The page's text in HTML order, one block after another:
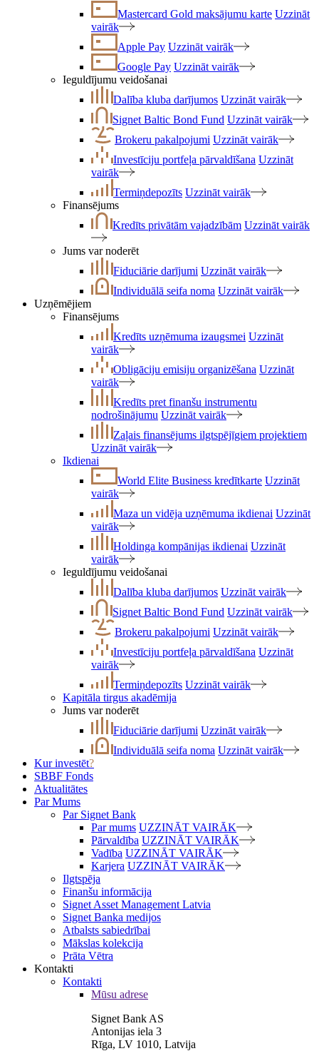
Mastercard Gold maksājumu karte Uzzināt
vairāk
Apple Pay Uzzināt vairāk
Google Pay Uzzināt vairāk
Ieguldījumu veidošanai
Dalība kluba darījumos Uzzināt vairāk
Signet Baltic Bond Fund Uzzināt vairāk
Brokeru pakalpojumi Uzzināt vairāk
Investīciju portfeļa pārvaldīšana Uzzināt
vairāk
Termiņdepozīts Uzzināt vairāk
Finansējums
Kredīts privātām vajadzībām Uzzināt vairāk
Jums var noderēt
Fiduciārie darījumi Uzzināt vairāk
Individuālā seifa noma Uzzināt vairāk
Uzņēmējiem
Finansējums
Kredīts uzņēmuma izaugsmei Uzzināt
vairāk
Obligāciju emisiju organizēšana Uzzināt
vairāk
Kredīts pret finanšu instrumentu
nodrošinājumu Uzzināt vairāk
Zaļais finansējums ilgtspējīgiem projektiem
Uzzināt vairāk
Ikdienai
World Elite Business kredītkarte Uzzināt
vairāk
Maza un vidēja uzņēmuma ikdienai Uzzināt
vairāk
Holdinga kompānijas ikdienai Uzzināt
vairāk
Ieguldījumu veidošanai
Dalība kluba darījumos Uzzināt vairāk
Signet Baltic Bond Fund Uzzināt vairāk
Brokeru pakalpojumi Uzzināt vairāk
Investīciju portfeļa pārvaldīšana Uzzināt
vairāk
Termiņdepozīts Uzzināt vairāk
Kapitāla tirgus akadēmija
Jums var noderēt
Fiduciārie darījumi Uzzināt vairāk
Individuālā seifa noma Uzzināt vairāk
Kur investēt?
SBBF Fonds
Aktualitātes
Par Mums
Par Signet Bank
Par mums UZZINĀT VAIRĀK
Pārvaldība UZZINĀT VAIRĀK
Vadība UZZINĀT VAIRĀK
Karjera UZZINĀT VAIRĀK
Ilgtspēja
Finanšu informācija
Signet Asset Management Latvia
Signet Banka medijos
Atbalsts sabiedrībai
Mākslas kolekcija
Prāta Vētra
Kontakti
Kontakti
Mūsu adrese
Signet Bank AS
Antonijas iela 3
Rīga, LV 1010, Latvija